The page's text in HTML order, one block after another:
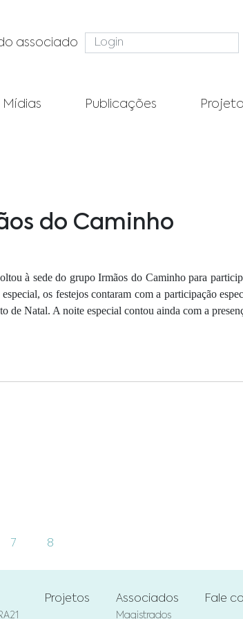
associado
Mídias Publicações
do Caminho
à sede do grupo Irmãos do Caminho para
os festejos contaram com a participação
de Natal. A noite especial contou ainda com a
7 8
Projetos Associados
Magistrados
Fale